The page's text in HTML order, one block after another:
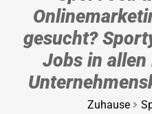
gesucht?
Jobs in allen
Zuhause